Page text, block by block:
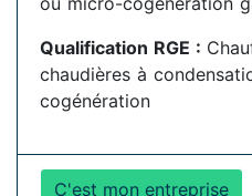
Qualification RGE :
chaudières à
cogénération
C'est mon entreprise